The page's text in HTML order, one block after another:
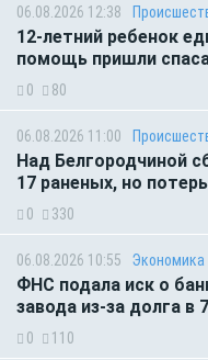
06.08.2026 12:38
12-летний ребенок
помощь пришли
0 80
06.08.2026 11:00
Над Белгородчиной
17 раненых, но
0 330
06.08.2026 10:55 Экономика
ФНС подала иск о
завода из-за долга в
0 110